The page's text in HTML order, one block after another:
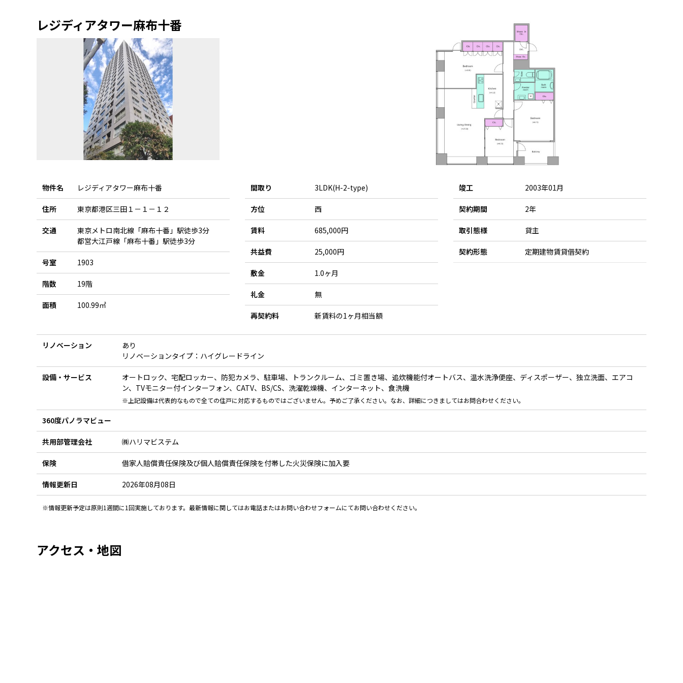
レジディアタワー麻布十番
物件名 レジディアタワー麻布十番
住所 東京都港区三田１－１－１２
交通
東京メトロ南北線「麻布十番」駅徒歩3分
都営大江戸線「麻布十番」駅徒歩3分
号室 1903
階数 19階
面積 100.99㎡
間取り 3LDK(H-2-type)
方位 西
賃料 685,000円
共益費 25,000円
敷金 1.0ヶ月
礼金 無
再契約料 新賃料の1ヶ月相当額
竣工 2003年01月
契約期間 2年
取引態様 貸主
契約形態 定期建物賃貸借契約
リノベーション
あり
リノベーションタイプ：ハイグレードライン
設備・サービス
オートロック、宅配ロッカー、防犯カメラ、駐車場、トランクルーム、ゴミ置き場、追炊機能付オートバス、温水洗浄便座、ディスポーザー、独立洗面、エアコ
ン、TVモニター付インターフォン、CATV、BS/CS、洗濯乾燥機、インターネット、食洗機
※上記設備は代表的なもので全ての住戸に対応するものではございません。予めご了承ください。なお、詳細につきましてはお問合わせください。
360度パノラマビュー
共用部管理会社 ㈱ハリマビステム
保険 借家人賠償責任保険及び個人賠償責任保険を付帯した火災保険に加入要
情報更新日 2026年08月08日
※情報更新予定は原則1週間に1回実施しております。最新情報に関してはお電話またはお問い合わせフォームにてお問い合わせください。
アクセス・地図